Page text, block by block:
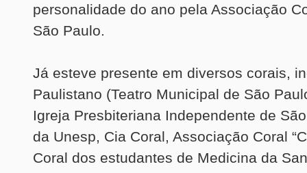
personalidade do ano pela Associação
São Paulo.
Já esteve presente em diversos corais,
Paulistano (Teatro Municipal de São
Igreja Presbiteriana Independente de
da Unesp, Cia Coral, Associação Coral
Coral dos estudantes de Medicina da